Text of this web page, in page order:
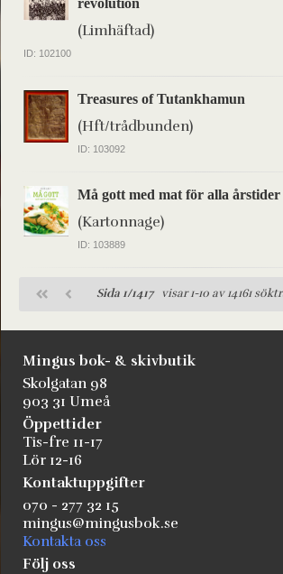
revolution
(Limhäftad)
ID: 102100
Treasures of Tutankhamun
(Hft/trådbunden)
ID: 103092
Må gott med mat för alla årstider
(Kartonnage)
ID: 103889
Sida 1/1417visar 1-10 av 14161
Mingus bok- & skivbutik
Skolgatan 98
903 31 Umeå
Öppettider
Tis-fre 11-17
Lör 12-16
Kontaktuppgifter
070 - 277 32 15
mingus@mingusbok.se
Kontakta oss
Följ oss